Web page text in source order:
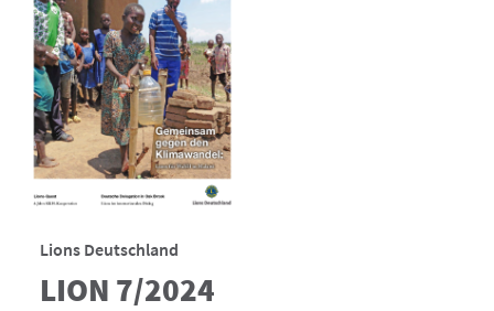
Lions Deutschland
LION 7/2024